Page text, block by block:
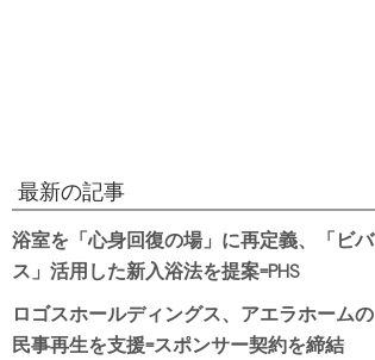
最新の記事
浴室を「心身回復の場」に再定義、「ビバ
ス」活用した新入浴法を提案=PHS
ロゴスホールディングス、アエラホームの
民事再生を支援=スポンサー契約を締結